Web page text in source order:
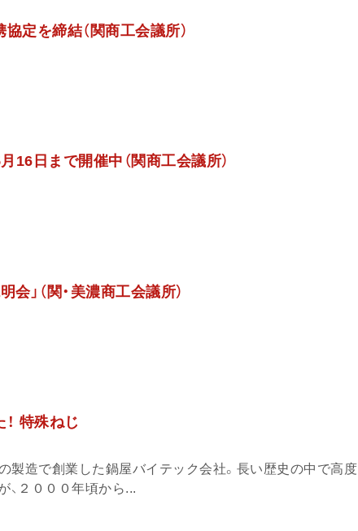
定を締結（関商工会議所）
16日まで開催中（関商工会議所）
」（関・美濃商工会議所）
特殊ねじ
の製造で創業した鍋屋バイテック会社。長い歴史の中で高度
、２０００年頃から...